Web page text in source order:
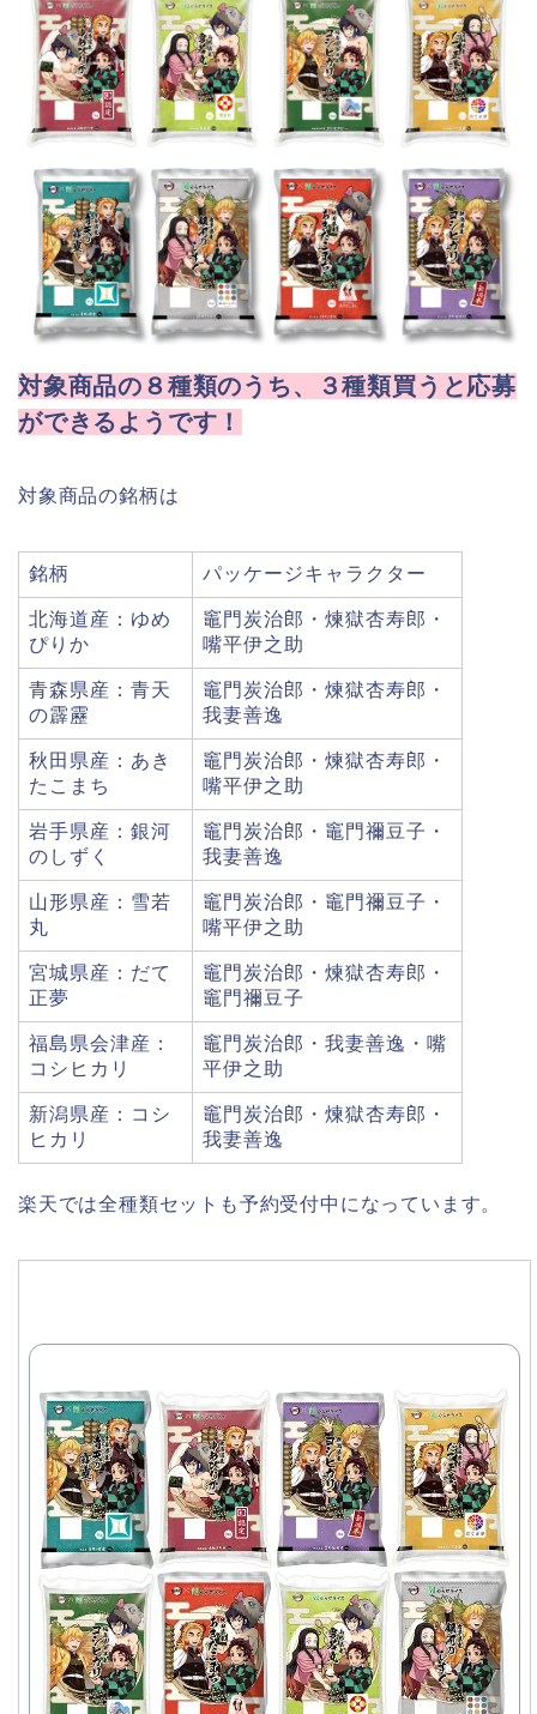
対象商品の８種類のうち、３種類買うと応募
ができるようです！
対象商品の銘柄は
銘柄 パッケージキャラクター
北海道産：ゆめ
ぴりか
竈門炭治郎・煉獄杏寿郎・
嘴平伊之助
青森県産：青天
の霹靂
竈門炭治郎・煉獄杏寿郎・
我妻善逸
秋田県産：あき
たこまち
竈門炭治郎・煉獄杏寿郎・
嘴平伊之助
岩手県産：銀河
のしずく
竈門炭治郎・竈門禰豆子・
我妻善逸
山形県産：雪若
丸
竈門炭治郎・竈門禰豆子・
嘴平伊之助
宮城県産：だて
正夢
竈門炭治郎・煉獄杏寿郎・
竈門禰豆子
福島県会津産：
コシヒカリ
竈門炭治郎・我妻善逸・嘴
平伊之助
新潟県産：コシ
ヒカリ
竈門炭治郎・煉獄杏寿郎・
我妻善逸
楽天では全種類セットも予約受付中になっています。